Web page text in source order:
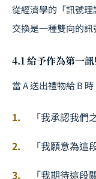
從經濟學的「訊號
交換是一種雙向的訊
4.1 給予作為第一
當 A 送出禮物給 B
「我承認我們
「我願意為這
「我期待這段